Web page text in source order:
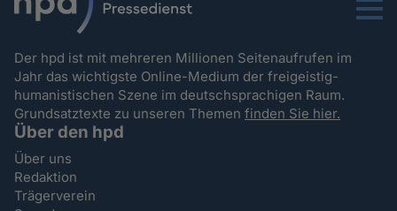
Menu
Der hpd ist mit mehreren Millionen Seitenaufrufen im
Jahr das wichtigste Online-Medium der freigeistig-
humanistischen Szene im deutschsprachigen Raum.
Grundsatztexte zu unseren Themenfinden Sie hier.
Über den hpd
Über uns
Redaktion
Trägerverein